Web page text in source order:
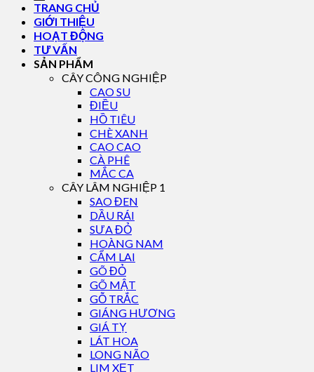
TRANG CHỦ
GIỚI THIỆU
HOẠT ĐỘNG
TƯ VẤN
SẢN PHẨM
CÂY CÔNG NGHIỆP
CAO SU
ĐIỀU
HỒ TIÊU
CHÈ XANH
CAO CAO
CÀ PHÊ
MẮC CA
CÂY LÂM NGHIỆP 1
SAO ĐEN
DẦU RÁI
SƯA ĐỎ
HOÀNG NAM
CẨM LAI
GÕ ĐỎ
GÕ MẬT
GỖ TRẮC
GIÁNG HƯƠNG
GIÁ TỴ
LÁT HOA
LONG NÃO
LIM XẸT